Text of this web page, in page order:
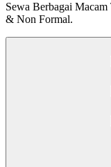
Sewa Berbagai
& Non Formal.